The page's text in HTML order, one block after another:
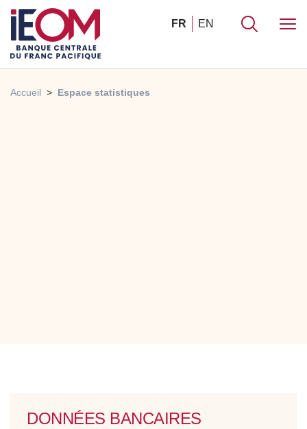
FR EN
Accueil Espace statistiques
DONNÉES BANCAIRES